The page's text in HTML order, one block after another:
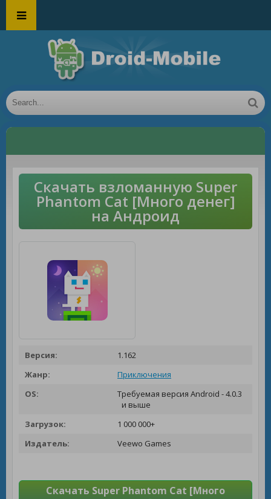
Скачать взломанную Super
Phantom Cat [Много денег]
на Андроид
Версия:
1.162
Жанр:
Приключения
OS:
Требуемая версия Android - 4.0.3
и выше
Загрузок:
1 000 000+
Издатель:
Veewo Games
Скачать Super Phantom Cat [Много